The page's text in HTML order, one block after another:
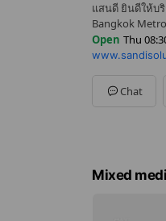
แสนดี ยินดีให้บ
Bangkok
Open Thu
Sun08:30 -
Tue08:30 - 20:00
Chat
Mixed